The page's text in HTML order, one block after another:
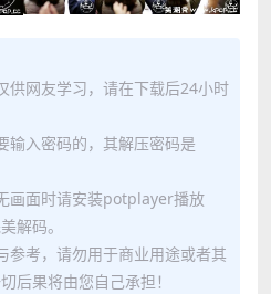
供网友学习，请在下载后24小时
输入密码的，其解压密码是
画面时请安装potplayer播放
解码。
参考，请勿用于商业用途或者其
后果将由您自己承担！